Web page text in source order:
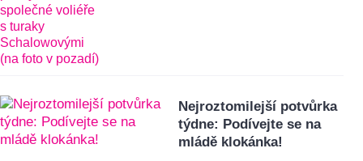
Nejroztomilejší potvůrka
týdne: Podívejte se na
mládě klokánka!